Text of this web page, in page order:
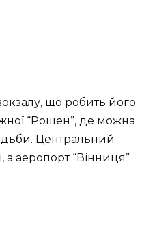
що робить його
“Рошен”, де можна
Центральний
а аеропорт “Вінниця”